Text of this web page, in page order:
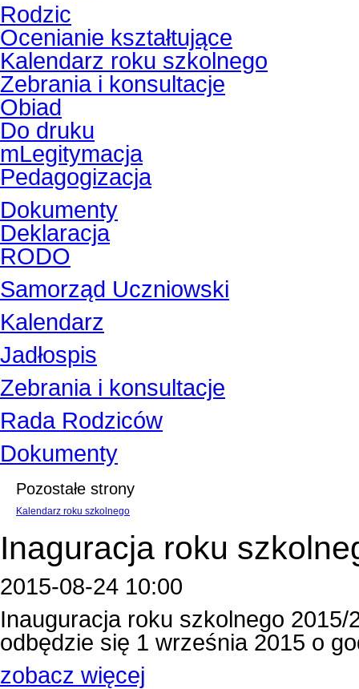
Rodzic
Ocenianie kształtujące
Kalendarz roku szkolnego
Zebrania i konsultacje
Obiad
Do druku
mLegitymacja
Pedagogizacja
Dokumenty
Deklaracja
RODO
Samorząd Uczniowski
Kalendarz
Jadłospis
Zebrania i konsultacje
Rada Rodziców
Dokumenty
Pozostałe strony
Kalendarz roku szkolnego
Inaguracja roku
2015-08-24 10:00
Inauguracja roku szkolnego
odbędzie się 1 września 2015 o
zobacz więcej